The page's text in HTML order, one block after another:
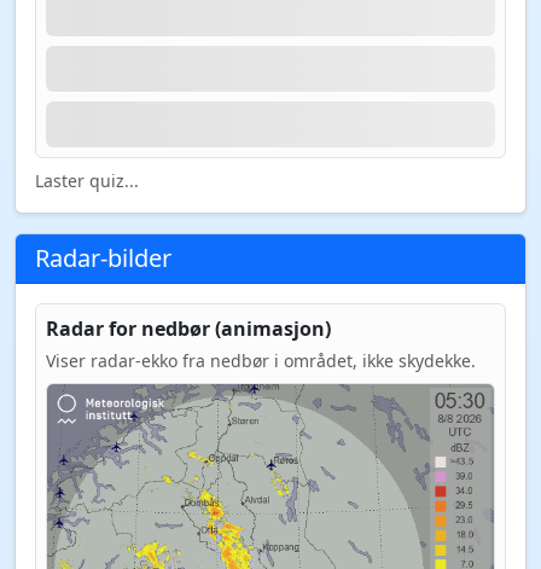
Laster quiz...
Radar-bilder
Radar for nedbør (animasjon)
Viser radar-ekko fra nedbør i området, ikke skydekke.